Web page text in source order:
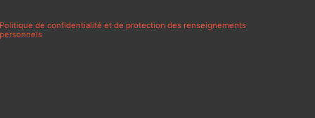
Politique de confidentialité et de protection des renseignements
personnels